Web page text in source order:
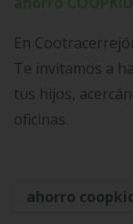
En
Te invitamos a
tus hijos,
oficinas.
ahorro